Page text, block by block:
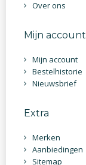
Over ons
Mijn account
Mijn account
Bestelhistorie
Nieuwsbrief
Extra
Merken
Aanbiedingen
Sitemap